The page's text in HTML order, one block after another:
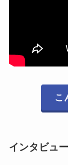
こ
インタビュ